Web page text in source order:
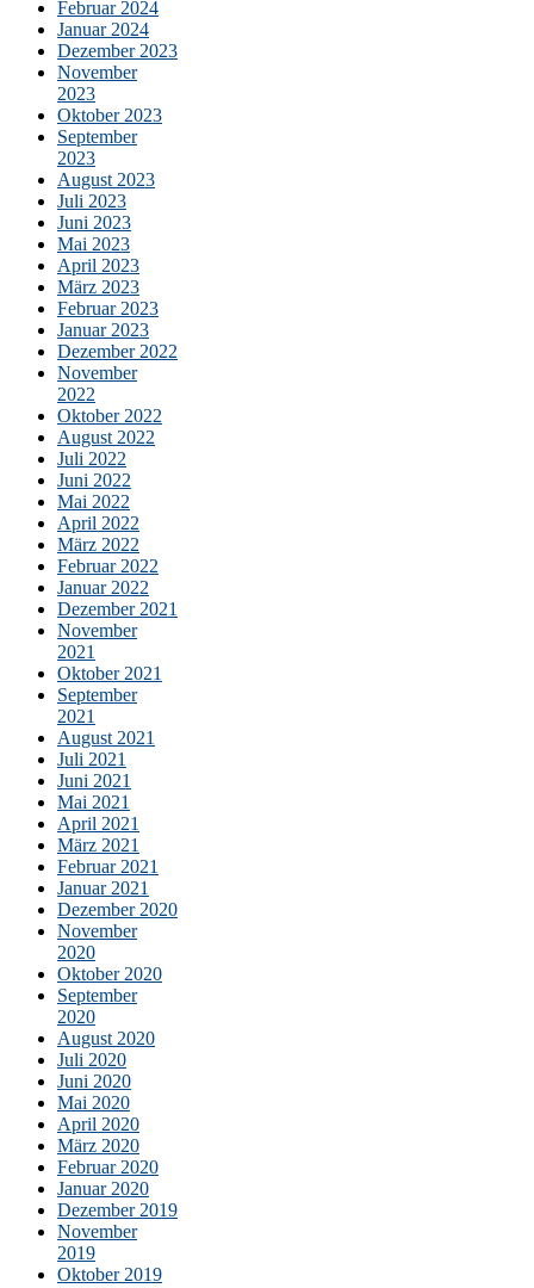
Februar 2024
Januar 2024
Dezember 2023
November
2023
Oktober 2023
September
2023
August 2023
Juli 2023
Juni 2023
Mai 2023
April 2023
März 2023
Februar 2023
Januar 2023
Dezember 2022
November
2022
Oktober 2022
August 2022
Juli 2022
Juni 2022
Mai 2022
April 2022
März 2022
Februar 2022
Januar 2022
Dezember 2021
November
2021
Oktober 2021
September
2021
August 2021
Juli 2021
Juni 2021
Mai 2021
April 2021
März 2021
Februar 2021
Januar 2021
Dezember 2020
November
2020
Oktober 2020
September
2020
August 2020
Juli 2020
Juni 2020
Mai 2020
April 2020
März 2020
Februar 2020
Januar 2020
Dezember 2019
November
2019
Oktober 2019